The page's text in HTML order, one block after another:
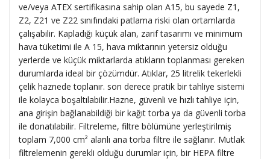
ve/veya ATEX sertifikasına sahip olan A15, bu sayede Z1,
Z2, Z21 ve Z22 sınıfındaki patlama riski olan ortamlarda
çalışabilir. Kapladığı küçük alan, zarif tasarımı ve minimum
hava tüketimi ile A 15, hava miktarının yetersiz olduğu
yerlerde ve küçük miktarlarda atıkların toplanması gereken
durumlarda ideal bir çözümdür. Atıklar, 25 litrelik tekerlekli
çelik haznede toplanır. son derece pratik bir tahliye sistemi
ile kolayca boşaltılabilir.Hazne, güvenli ve hızlı tahliye için,
ana girişin bağlanabildiği bir kağıt torba ya da güvenli torba
ile donatılabilir. Filtreleme, filtre bölümüne yerleştirilmiş
toplam 7,000 cm² alanlı ana torba filtre ile sağlanır. Mutlak
filtrelemenin gerekli olduğu durumlar için, bir HEPA filtre